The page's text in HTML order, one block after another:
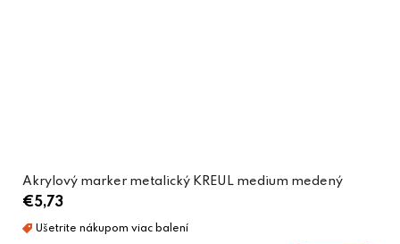
Akrylový marker metalický KREUL medium medený
€5,73